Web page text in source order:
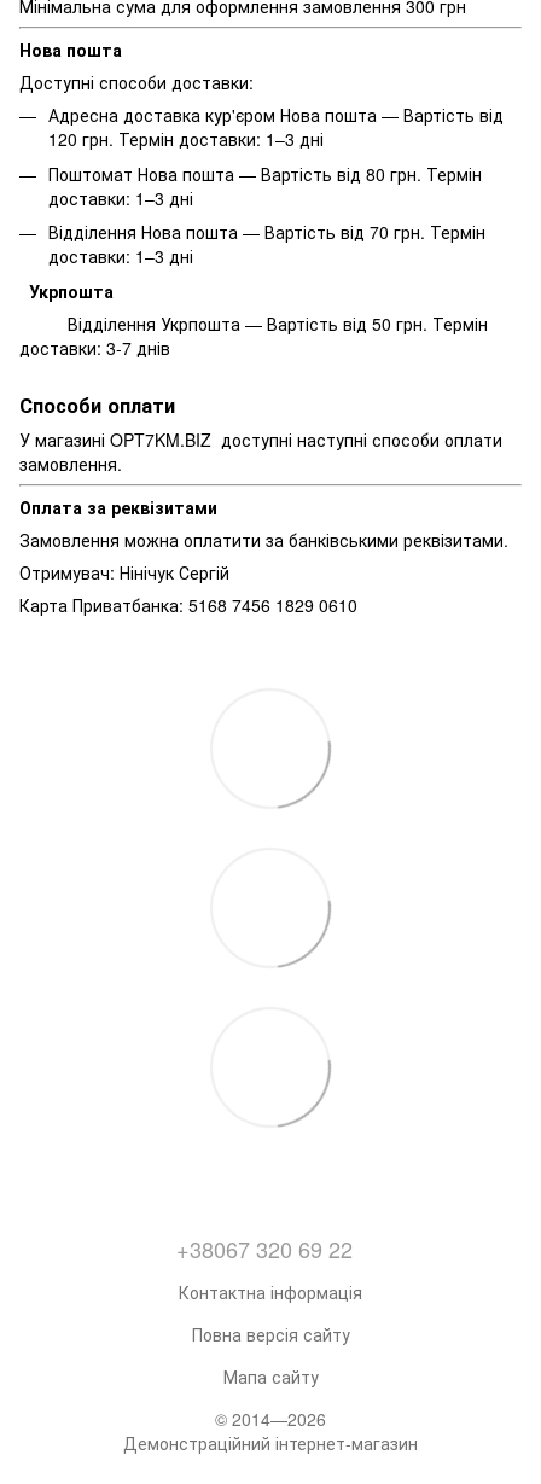
Мінімальна сума для оформлення замовлення 300 грн
Нова пошта
Доступні способи доставки:
Адресна доставка кур'єром Нова пошта — Вартість від
120 грн. Термін доставки: 1–3 дні
Поштомат Нова пошта — Вартість від 80 грн. Термін
доставки: 1–3 дні
Відділення Нова пошта — Вартість від 70 грн. Термін
доставки: 1–3 дні
Укрпошта
Відділення Укрпошта — Вартість від 50 грн. Термін
доставки: 3-7 днів
Способи оплати
У магазині OPT7KM.BIZ доступні наступні способи оплати
замовлення.
Оплата за реквізитами
Замовлення можна оплатити за банківськими реквізитами.
Отримувач: Нінічук Сергій
Карта Приватбанка: 5168 7456 1829 0610
+38067 320 69 22
Контактна інформація
Повна версія сайту
Мапа сайту
© 2014—2026
Демонстраційний інтернет-магазин